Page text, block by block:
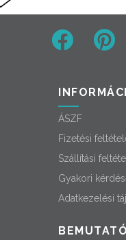
ÁSZF
Fizetési
Szállítási
Gyakori
Adatkezelési